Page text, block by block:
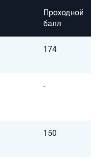
Проходной
балл
174
-
150